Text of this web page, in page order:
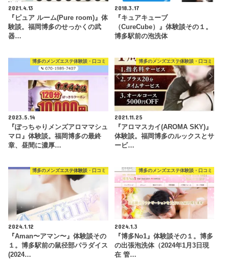
2021.4.13
『ピュア ルーム(Pure room)』体
験談。福岡博多のせっかくの武
器…
2018.3.17
『キュアキューブ
（CureCube）』体験談その１。
博多駅前の泡洗体
博多のメンズエステ体験談・口コミ
2023.5.14
『ぽっちゃりメンズアロママシュ
マロ』体験談。福岡博多の最終
章、昼間に濃厚…
博多のメンズエステ体験談・口コミ
2021.11.25
『アロマスカイ(AROMA SKY)』
体験談。福岡博多のルックスとサ
ービ…
博多のメンズエステ体験談・口コミ
2024.1.12
『Aman〜アマン〜』体験談その
１。博多駅前の鼠径部パラダイス
(2024…
博多のメンズエステ体験談・口コミ
2024.1.3
『博多No1』体験談その１。博多
の出張泡洗体（2024年1月3日現
在 管…